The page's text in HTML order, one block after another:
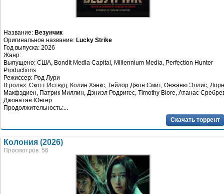
Название: Везунчик
Оригинальное название: Lucky Strike
Год выпуска: 2026
Жанр:
Выпущено: США, BondIt Media Capital, Millennium Media, Perfection Hunter
Productions
Режиссер: Род Лури
В ролях: Скотт Иствуд, Колин Хэнкс, Тейлор Джон Смит, Онжаню Эллис, Лорн
Макфэдиен, Патрик Миллин, Дэниэл Родригес, Timothy Blore, Атанас
Джонатан Юнгер
Продолжительность:...
Скачать торрент
Колония (2026)
Просмотров: 56